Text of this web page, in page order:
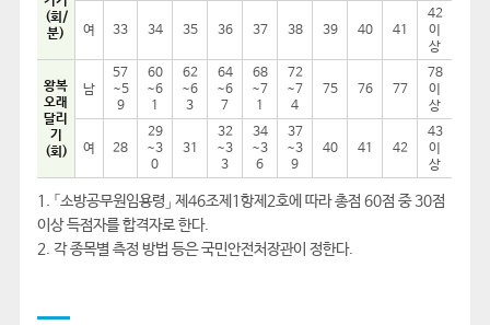
(회/
분)
여 33 34 35 36 37 38 39 40 41
42
이
상
왕복
오래
달리
기
(회)
남
57
~5
9
60
~6
1
62
~6
3
64
~6
7
68
~7
1
72
~7
4
75 76 77
78
이
상
여 28
29
~3
0
31
32
~3
3
34
~3
6
37
~3
9
40 41 42
43
이
상
1. 「소방공무원임용령」 제46조제1항제2호에 따라 총점 60점 중 30점
이상 득점자를 합격자로 한다.
2. 각 종목별 측정 방법 등은 국민안전처장관이 정한다.